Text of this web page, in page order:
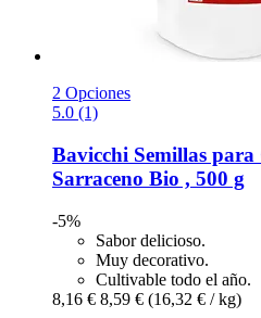
2 Opciones
5.0 (1)
Bavicchi Semillas
Sarraceno Bio , 500 g
-5%
Sabor delicioso.
Muy decorativo.
Cultivable todo el año.
8,16 € 8,59 € (16,32 € / kg)